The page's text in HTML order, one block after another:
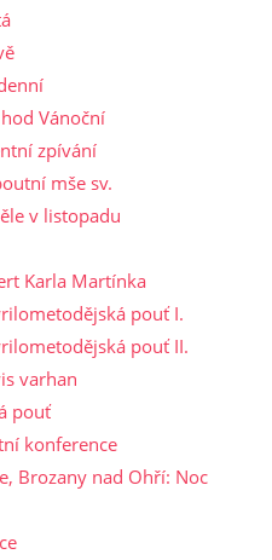
Vánoční
zpívání
mše sv.
v listopadu
Karla Martínka
pouť I.
pouť II.
varhan
pouť
konference
Brozany nad Ohří: Noc